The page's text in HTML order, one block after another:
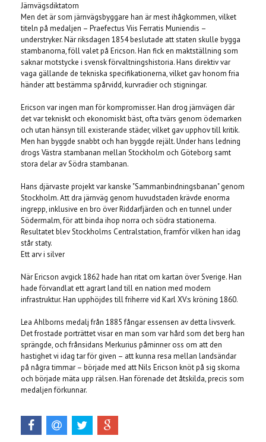
Järnvägsdiktatorn
Men det är som järnvägsbyggare han är mest ihågkommen, vilket
titeln på medaljen – Praefectus Viis Ferratis Muniendis –
understryker. När riksdagen 1854 beslutade att staten skulle bygga
stambanorna, föll valet på Ericson. Han fick en maktställning som
saknar motstycke i svensk förvaltningshistoria. Hans direktiv var
vaga gällande de tekniska specifikationerna, vilket gav honom fria
händer att bestämma spårvidd, kurvradier och stigningar.
Ericson var ingen man för kompromisser. Han drog järnvägen där
det var tekniskt och ekonomiskt bäst, ofta tvärs genom ödemarken
och utan hänsyn till existerande städer, vilket gav upphov till kritik.
Men han byggde snabbt och han byggde rejält. Under hans ledning
drogs Västra stambanan mellan Stockholm och Göteborg samt
stora delar av Södra stambanan.
Hans djärvaste projekt var kanske "Sammanbindningsbanan" genom
Stockholm. Att dra järnväg genom huvudstaden krävde enorma
ingrepp, inklusive en bro över Riddarfjärden och en tunnel under
Södermalm, för att binda ihop norra och södra stationerna.
Resultatet blev Stockholms Centralstation, framför vilken han idag
står staty.
Ett arv i silver
När Ericson avgick 1862 hade han ritat om kartan över Sverige. Han
hade förvandlat ett agrart land till en nation med modern
infrastruktur. Han upphöjdes till friherre vid Karl XV:s kröning 1860.
Lea Ahlborns medalj från 1885 fångar essensen av detta livsverk.
Det frostade porträttet visar en man som var hård som det berg han
sprängde, och frånsidans Merkurius påminner oss om att den
hastighet vi idag tar för given – att kunna resa mellan landsändar
på några timmar – började med att Nils Ericson knöt på sig skorna
och började mäta upp rälsen. Han förenade det åtskilda, precis som
medaljen förkunnar.